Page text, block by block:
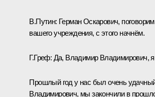
В.Путин: Герман Оскарович,
вашего учреждения, с этого начнём.
Г.Греф: Да, Владимир Владимирович, я
Прошлый год у нас был очень
Владимирович, мы закончили в